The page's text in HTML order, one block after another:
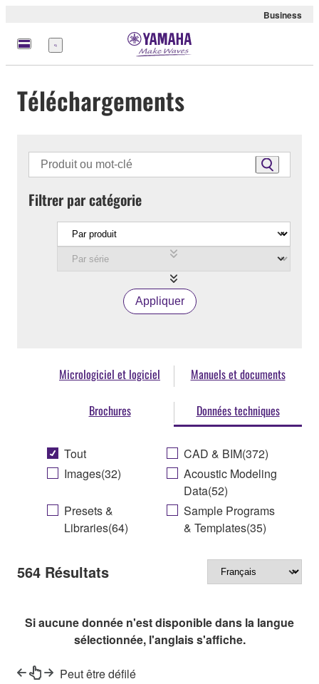
Business
Menu
Téléchargements
Filtrer par catégorie
Appliquer
Micrologiciel et logiciel Manuels et documents
Brochures Données techniques
Tout
CAD & BIM(372)
Images(32)
Acoustic Modeling
Data(52)
Presets &
Libraries(64)
Sample Programs
& Templates(35)
564 Résultats
Si aucune donnée n'est disponible dans la langue
sélectionnée, l'anglais s'affiche.
Peut être défilé